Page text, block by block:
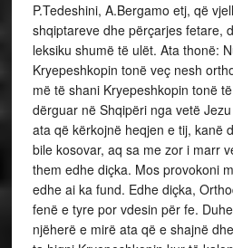
P.Tedeshini, A.Bergamo etj, që
shqiptareve dhe përçarjes fetare,
leksiku shumë të ulët. Ata thonë:
Kryepeshkopin tonë veç nesh
më të shani Kryepeshkopin tonë
dërguar në Shqipëri nga vetë
ata që kërkojnë heqjen e tij, kanë
bile kosovar, aq sa me zor i marr
them edhe diçka. Mos provokoni
edhe ai ka fund. Edhe diçka,
fenë e tyre por vdesin për fe.
njëherë e mirë ata që e shajnë